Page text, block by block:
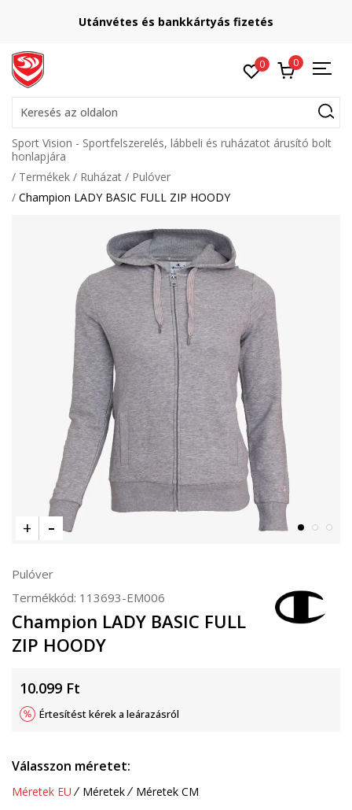
Utánvétes és bankkártyás fizetés
0 0
Keresés az oldalon
Sport Vision - Sportfelszerelés, lábbeli és ruházatot árusító bolt
honlapjára
Termékek
Ruházat
Pulóver
Champion LADY BASIC FULL ZIP HOODY
Pulóver
Termékkód: 113693-EM006
Champion LADY BASIC FULL
ZIP HOODY
10.099 Ft
Értesítést kérek a leárazásról
Válasszon méretet:
Méretek EU Méretek Méretek CM